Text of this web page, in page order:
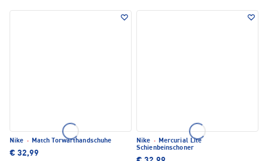
Nike · Match Torwarthandschuhe
€ 32,99
Nike · Mercurial Lite
Schienbeinschoner